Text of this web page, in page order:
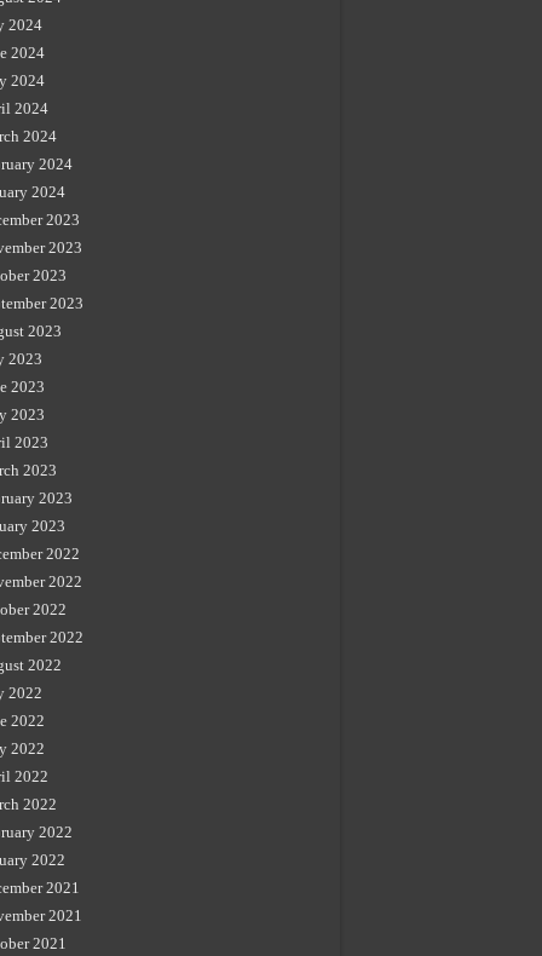
2024
2024
2024
2024
2024
2024
2024
2023
2023
2023
2023
2023
2023
2023
2023
2023
2023
2023
2023
2022
2022
2022
2022
2022
2022
2022
2022
2022
2022
2022
2022
2021
2021
2021